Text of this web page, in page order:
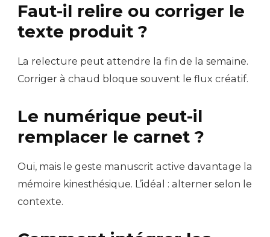
Faut-il relire ou corriger le
texte produit ?
La relecture peut attendre la fin de la semaine.
Corriger à chaud bloque souvent le flux créatif.
Le numérique peut-il
remplacer le carnet ?
Oui, mais le geste manuscrit active davantage la
mémoire kinesthésique. L’idéal : alterner selon le
contexte.